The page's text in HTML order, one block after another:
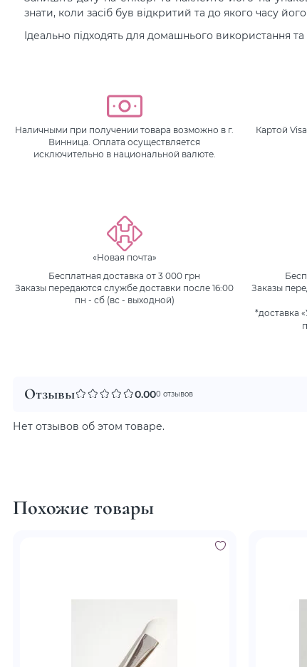
знати, коли засіб був відкритий та до якого часу
Ідеально підходять для домашнього використання
Наличными при получении товара возможно в г.
Винница. Оплата осуществляется
исключительно в национальной валюте.
Картой
«Новая почта»
Бесплатная доставка от 3 000 грн
Заказы передаются службе доставки после 16:00
пн - сб (вс - выходной)
Заказы
*доставка
Отзывы 0.000 отзывов
Нет отзывов об этом товаре.
Похожие товары